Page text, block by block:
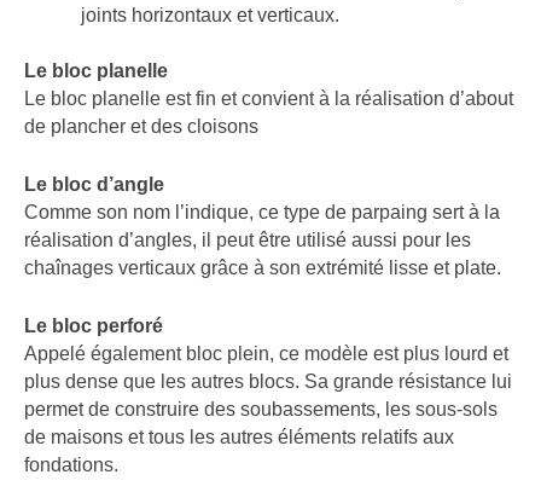
joints horizontaux et verticaux.
Le bloc planelle
Le bloc planelle est fin et convient à la réalisation d’about
de plancher et des cloisons
Le bloc d’angle
Comme son nom l’indique, ce type de parpaing sert à la
réalisation d’angles, il peut être utilisé aussi pour les
chaînages verticaux grâce à son extrémité lisse et plate.
Le bloc perforé
Appelé également bloc plein, ce modèle est plus lourd et
plus dense que les autres blocs. Sa grande résistance lui
permet de construire des soubassements, les sous-sols
de maisons et tous les autres éléments relatifs aux
fondations.